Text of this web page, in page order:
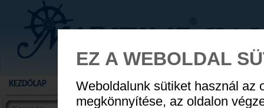
AUGUSZTUS
KEZDŐLAP AKCIÓS TERMÉKEK WEBÁRUHÁZ HÍREK
EZ A WEBOLDAL
Weboldalunk sütiket használ az
megkönnyítése, az oldalon